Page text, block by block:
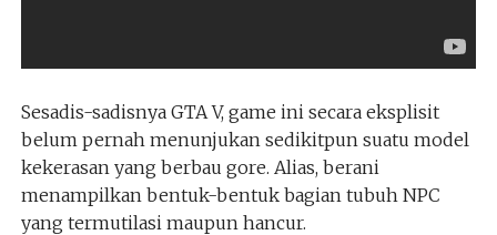
Sesadis-sadisnya GTA V, game ini secara eksplisit
belum pernah menunjukan sedikitpun suatu model
kekerasan yang berbau gore. Alias, berani
menampilkan bentuk-bentuk bagian tubuh NPC
yang termutilasi maupun hancur.